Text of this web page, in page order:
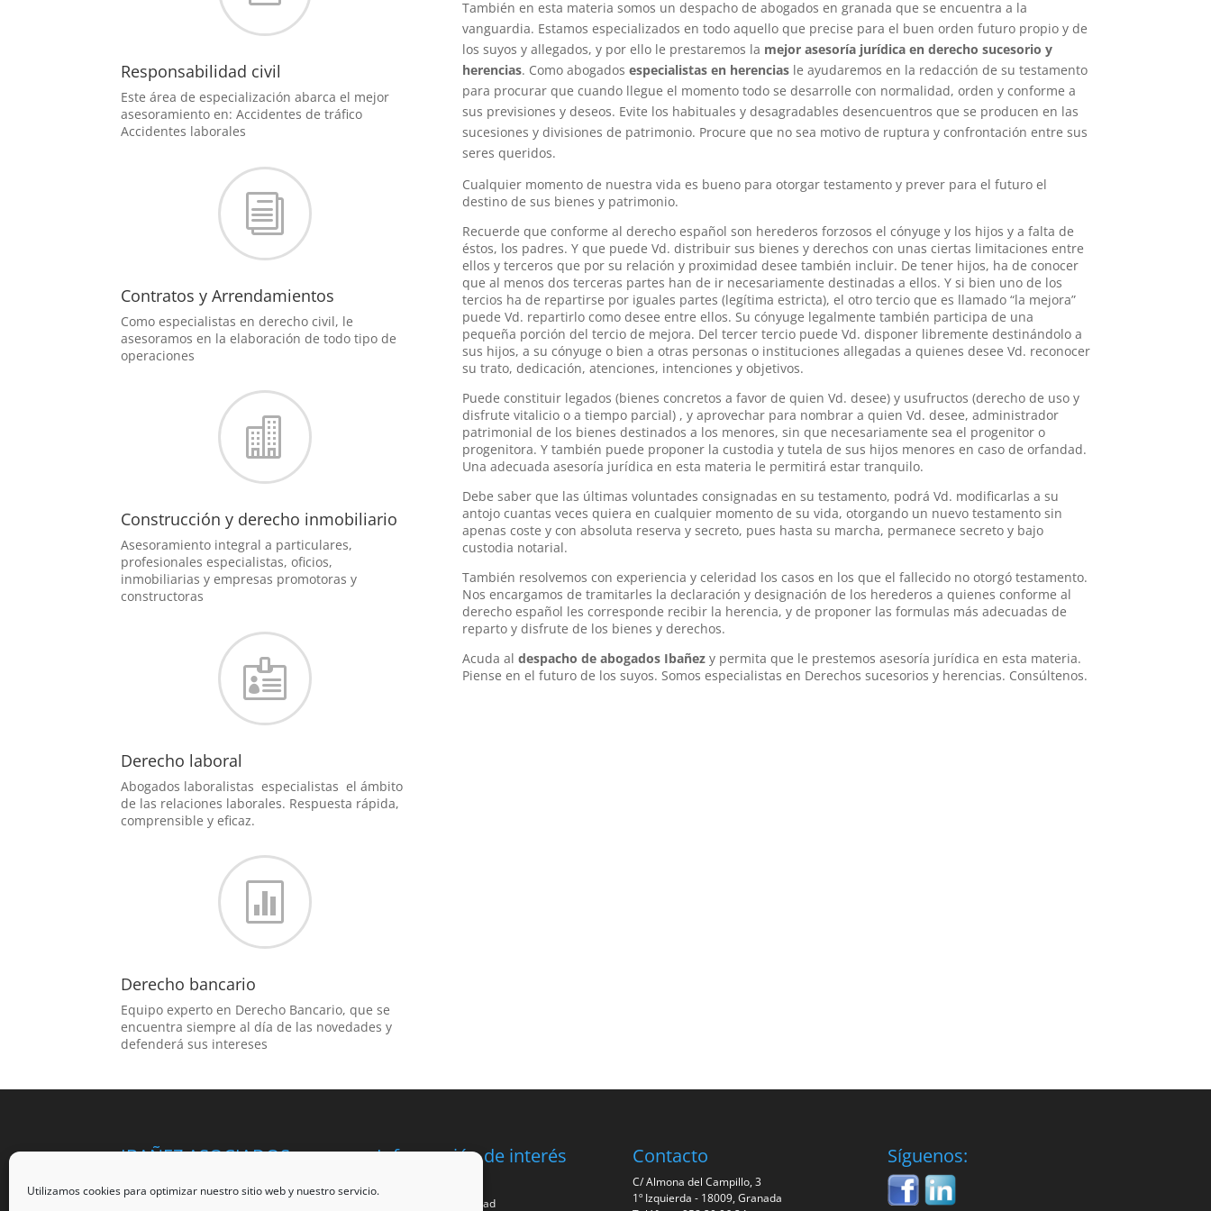
Utilizamos cookies para optimizar nuestro sitio web y nuestro servicio.
Responsabilidad civil
Este área de especialización abarca el mejor
asesoramiento en: Accidentes de tráfico
Accidentes laborales
i
Contratos y Arrendamientos
Como especialistas en derecho civil, le
asesoramos en la elaboración de todo tipo de
operaciones

Construcción y derecho inmobiliario
Asesoramiento integral a particulares,
profesionales especialistas, oficios,
inmobiliarias y empresas promotoras y
constructoras

Derecho laboral
Abogados laboralistas especialistas el ámbito
de las relaciones laborales. Respuesta rápida,
comprensible y eficaz.

Derecho bancario
Equipo experto en Derecho Bancario, que se
encuentra siempre al día de las novedades y
defenderá sus intereses
También en esta materia somos un despacho de abogados en granada que se encuentra a la
vanguardia. Estamos especializados en todo aquello que precise para el buen orden futuro propio y de
los suyos y allegados, y por ello le prestaremos la mejor asesoría jurídica en derecho sucesorio y
herencias. Como abogados especialistas en herenciasle ayudaremos en la redacción de su testamento
para procurar que cuando llegue el momento todo se desarrolle con normalidad, orden y conforme a
sus previsiones y deseos. Evite los habituales y desagradables desencuentros que se producen en las
sucesiones y divisiones de patrimonio. Procure que no sea motivo de ruptura y confrontación entre sus
seres queridos.
Cualquier momento de nuestra vida es bueno para otorgar testamento y prever para el futuro el
destino de sus bienes y patrimonio.
Recuerde que conforme al derecho español son herederos forzosos el cónyuge y los hijos y a falta de
éstos, los padres. Y que puede Vd. distribuir sus bienes y derechos con unas ciertas limitaciones entre
ellos y terceros que por su relación y proximidad desee también incluir. De tener hijos, ha de conocer
que al menos dos terceras partes han de ir necesariamente destinadas a ellos. Y si bien uno de los
tercios ha de repartirse por iguales partes (legítima estricta), el otro tercio que es llamado “la mejora”
puede Vd. repartirlo como desee entre ellos. Su cónyuge legalmente también participa de una
pequeña porción del tercio de mejora. Del tercer tercio puede Vd. disponer libremente destinándolo a
sus hijos, a su cónyuge o bien a otras personas o instituciones allegadas a quienes desee Vd. reconocer
su trato, dedicación, atenciones, intenciones y objetivos.
Puede constituir legados (bienes concretos a favor de quien Vd. desee) y usufructos (derecho de uso y
disfrute vitalicio o a tiempo parcial) , y aprovechar para nombrar a quien Vd. desee, administrador
patrimonial de los bienes destinados a los menores, sin que necesariamente sea el progenitor o
progenitora. Y también puede proponer la custodia y tutela de sus hijos menores en caso de orfandad.
Una adecuada asesoría jurídica en esta materia le permitirá estar tranquilo.
Debe saber que las últimas voluntades consignadas en su testamento, podrá Vd. modificarlas a su
antojo cuantas veces quiera en cualquier momento de su vida, otorgando un nuevo testamento sin
apenas coste y con absoluta reserva y secreto, pues hasta su marcha, permanece secreto y bajo
custodia notarial.
También resolvemos con experiencia y celeridad los casos en los que el fallecido no otorgó testamento.
Nos encargamos de tramitarles la declaración y designación de los herederos a quienes conforme al
derecho español les corresponde recibir la herencia, y de proponer las formulas más adecuadas de
reparto y disfrute de los bienes y derechos.
Acuda al despacho de abogados Ibañezy permita que le prestemos asesoría jurídica en esta materia.
Piense en el futuro de los suyos. Somos especialistas en Derechos sucesorios y herencias. Consúltenos.
IBAÑEZ ASOCIADOS
cinco pilares fundamentales; Seriedad,
Información de interés
Política de privacidad
Contacto
C/ Almona del Campillo, 3
1º Izquierda - 18009, Granada
Síguenos: